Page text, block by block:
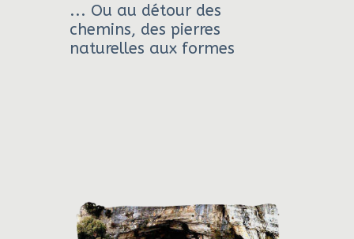
... Ou au détour des
chemins, des pierres
naturelles aux formes